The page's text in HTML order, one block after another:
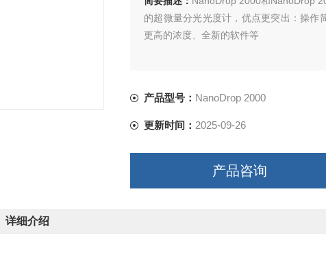
的超微量分光光度计，优点更突出：操作
更高的浓度、全新的软件等
产品型号： NanoDrop 2000
更新时间： 2025-09-26
产品咨询
详细介绍